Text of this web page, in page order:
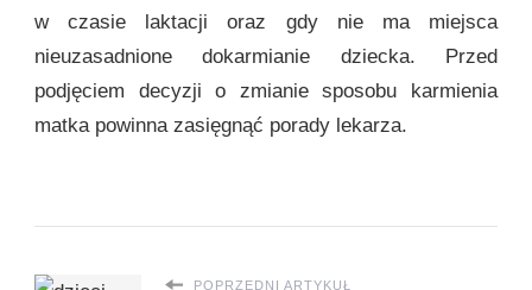
w czasie laktacji oraz gdy nie ma miejsca
nieuzasadnione dokarmianie dziecka. Przed
podjęciem decyzji o zmianie sposobu karmienia
matka powinna zasięgnąć porady lekarza.
POPRZEDNI ARTYKUŁ